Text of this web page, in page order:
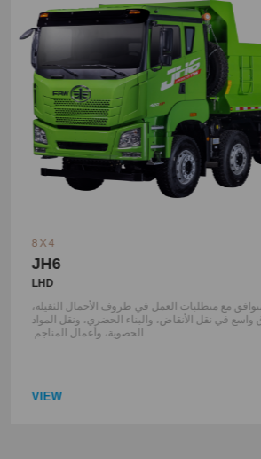
8X4
JH6
LHD
متوافق مع متطلبات العمل في ظروف الأحمال الثقيلة،
في نقل الأنقاض، والبناء الحضري، ونقل المواد
الحصوية، وأعمال المناجم.
VIEW